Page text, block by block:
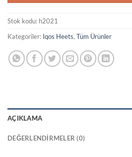
Stok kodu: h2021
Kategoriler: Iqos Heets, Tüm Ürünler
AÇIKLAMA
DEĞERLENDIRMELER (0)